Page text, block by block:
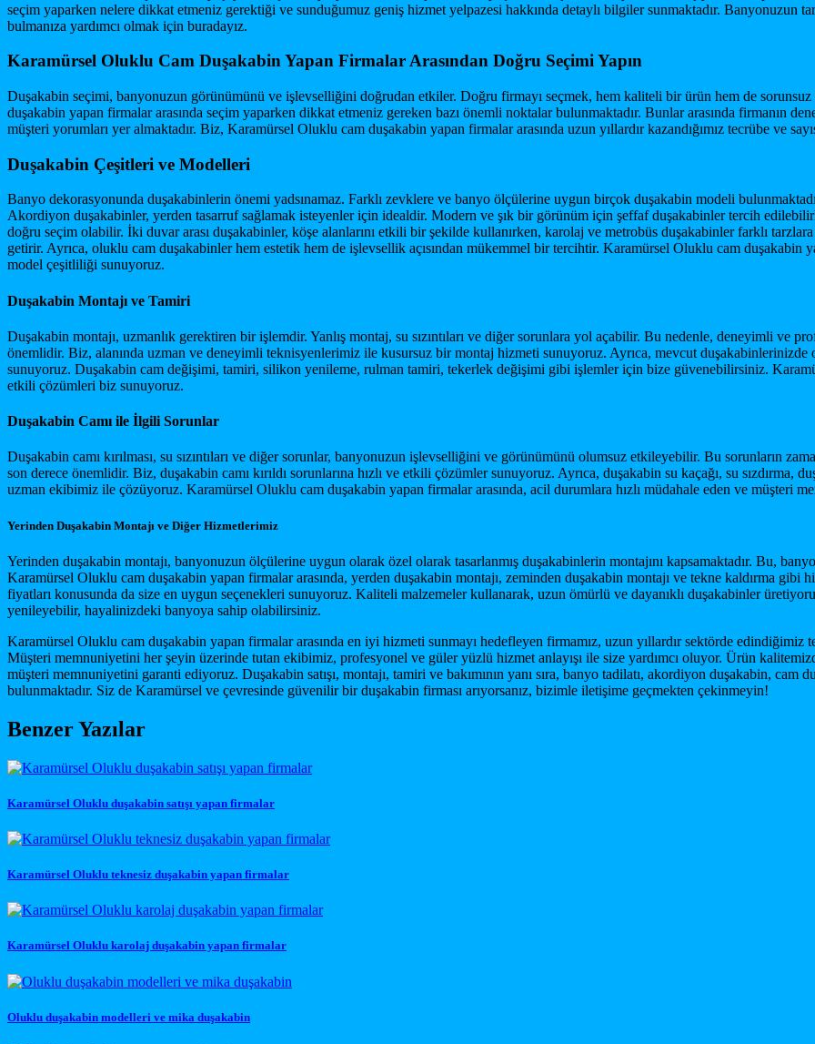
seçim yaparken nelere dikkat etmeniz gerektiği ve sunduğumuz geniş hizmet yelpazesi hakkında detaylı bilgiler sunmaktadır. Banyonuzun
bulmanıza yardımcı olmak için buradayız.
Karamürsel Oluklu Cam Duşakabin Yapan Firmalar Arasından Doğru Seçimi Yapın
Duşakabin seçimi, banyonuzun görünümünü ve işlevselliğini doğrudan etkiler. Doğru firmayı seçmek, hem kaliteli bir ürün hem de
duşakabin yapan firmalar arasında seçim yaparken dikkat etmeniz gereken bazı önemli noktalar bulunmaktadır. Bunlar arasında firmanın
müşteri yorumları yer almaktadır. Biz, Karamürsel Oluklu cam duşakabin yapan firmalar arasında uzun yıllardır kazandığımız tecrübe ve
Duşakabin Çeşitleri ve Modelleri
Banyo dekorasyonunda duşakabinlerin önemi yadsınamaz. Farklı zevklere ve banyo ölçülerine uygun birçok duşakabin modeli
Akordiyon duşakabinler, yerden tasarruf sağlamak isteyenler için idealdir. Modern ve şık bir görünüm için şeffaf duşakabinler tercih
doğru seçim olabilir. İki duvar arası duşakabinler, köşe alanlarını etkili bir şekilde kullanırken, karolaj ve metrobüs duşakabinler farklı
getirir. Ayrıca, oluklu cam duşakabinler hem estetik hem de işlevsellik açısından mükemmel bir tercihtir. Karamürsel Oluklu cam duşakabin
model çeşitliliği sunuyoruz.
Duşakabin Montajı ve Tamiri
Duşakabin montajı, uzmanlık gerektiren bir işlemdir. Yanlış montaj, su sızıntıları ve diğer sorunlara yol açabilir. Bu nedenle, deneyimli ve
önemlidir. Biz, alanında uzman ve deneyimli teknisyenlerimiz ile kusursuz bir montaj hizmeti sunuyoruz. Ayrıca, mevcut duşakabinlerinizde
sunuyoruz. Duşakabin cam değişimi, tamiri, silikon yenileme, rulman tamiri, tekerlek değişimi gibi işlemler için bize güvenebilirsiniz.
etkili çözümleri biz sunuyoruz.
Duşakabin Camı ile İlgili Sorunlar
Duşakabin camı kırılması, su sızıntıları ve diğer sorunlar, banyonuzun işlevselliğini ve görünümünü olumsuz etkileyebilir. Bu sorunların
son derece önemlidir. Biz, duşakabin camı kırıldı sorunlarına hızlı ve etkili çözümler sunuyoruz. Ayrıca, duşakabin su kaçağı, su
uzman ekibimiz ile çözüyoruz. Karamürsel Oluklu cam duşakabin yapan firmalar arasında, acil durumlara hızlı müdahale eden ve müşteri
Yerinden Duşakabin Montajı ve Diğer Hizmetlerimiz
Yerinden duşakabin montajı, banyonuzun ölçülerine uygun olarak özel olarak tasarlanmış duşakabinlerin montajını kapsamaktadır. Bu,
Karamürsel Oluklu cam duşakabin yapan firmalar arasında, yerden duşakabin montajı, zeminden duşakabin montajı ve tekne kaldırma
fiyatları konusunda da size en uygun seçenekleri sunuyoruz. Kaliteli malzemeler kullanarak, uzun ömürlü ve dayanıklı duşakabinler
yenileyebilir, hayalinizdeki banyoya sahip olabilirsiniz.
Karamürsel Oluklu cam duşakabin yapan firmalar arasında en iyi hizmeti sunmayı hedefleyen firmamız, uzun yıllardır sektörde
Müşteri memnuniyetini her şeyin üzerinde tutan ekibimiz, profesyonel ve güler yüzlü hizmet anlayışı ile size yardımcı oluyor. Ürün
müşteri memnuniyetini garanti ediyoruz. Duşakabin satışı, montajı, tamiri ve bakımının yanı sıra, banyo tadilatı, akordiyon duşakabin,
bulunmaktadır. Siz de Karamürsel ve çevresinde güvenilir bir duşakabin firması arıyorsanız, bizimle iletişime geçmekten çekinmeyin!
Benzer Yazılar
Karamürsel Oluklu duşakabin satışı yapan firmalar
Karamürsel Oluklu teknesiz duşakabin yapan firmalar
Karamürsel Oluklu karolaj duşakabin yapan firmalar
Oluklu duşakabin modelleri ve mika duşakabin